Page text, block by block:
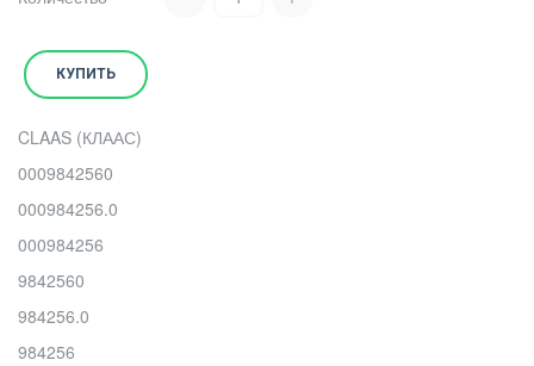
КУПИТЬ
CLAAS (КЛААС)
0009842560
000984256.0
000984256
9842560
984256.0
984256